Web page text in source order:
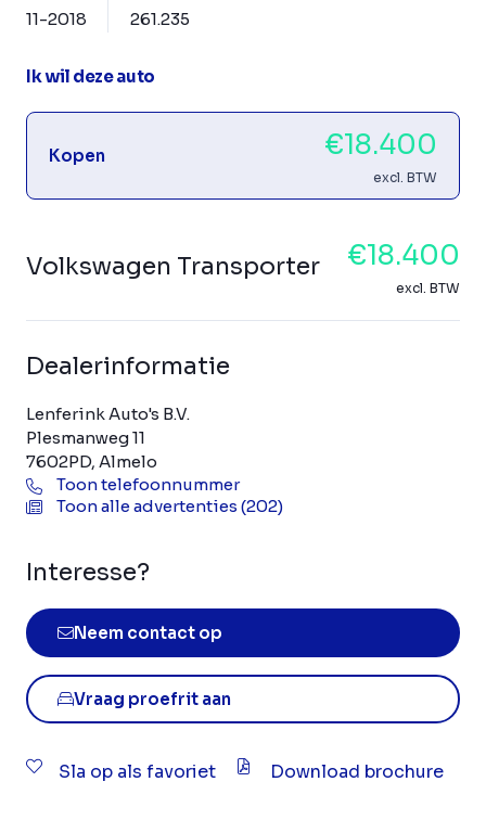
11-2018 261.235
Ik wil deze auto
Kopen €18.400
excl. BTW
Volkswagen Transporter €18.400
excl. BTW
Dealerinformatie
Lenferink Auto's B.V.
Plesmanweg 11
7602PD, Almelo
Toon telefoonnummer
Toon alle advertenties (202)
Interesse?
Neem contact op
Vraag proefrit aan
Sla op als favoriet Download brochure